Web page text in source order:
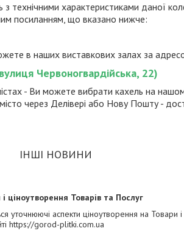
технічними характеристиками даної
посиланням, що вказано нижче:
в наших виставкових залах за
Червоногвардійська, 22)
- Ви можете вибрати кахель на
через Делівері або Нову Пошту -
ІНШІ НОВИНИ
ціноутворення Товарів та Послуг
уточнюючі аспекти ціноутворення на Товари і
https://gorod-plitki.com.ua